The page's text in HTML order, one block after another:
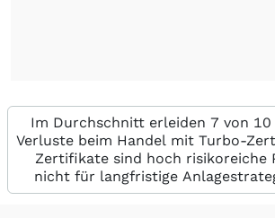
Im Durchschnitt erleiden 7 von 10
Verluste beim Handel mit Turbo-
Zertifikate sind hoch risikoreiche
nicht für langfristige